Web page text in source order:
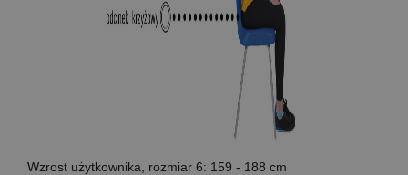
Wzrost użytkownika, rozmiar 6: 159 - 188 cm